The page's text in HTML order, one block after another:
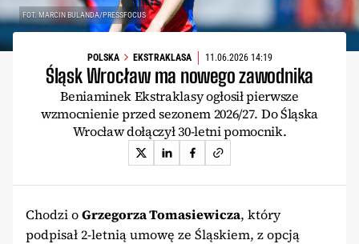
FOT. MARCIN BULANDA/PRESSFOCUS
POLSKA EKSTRAKLASA 11.06.2026 14:19
Śląsk Wrocław ma nowego zawodnika
Beniaminek Ekstraklasy ogłosił pierwsze
wzmocnienie przed sezonem 2026/27. Do Śląska
Wrocław dołączył 30-letni pomocnik.
Chodzi oGrzegorza Tomasiewicza, który
podpisał 2-letnią umowę ze Śląskiem, z opcją